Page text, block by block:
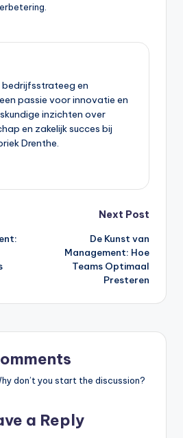
bedrijfsstrateeg en
passie voor innovatie en
inzichten over
en zakelijk succes bij
Drenthe.
Next Post
De Kunst van
Management: Hoe
Teams Optimaal
Presteren
don’t you start the discussion?
a Reply